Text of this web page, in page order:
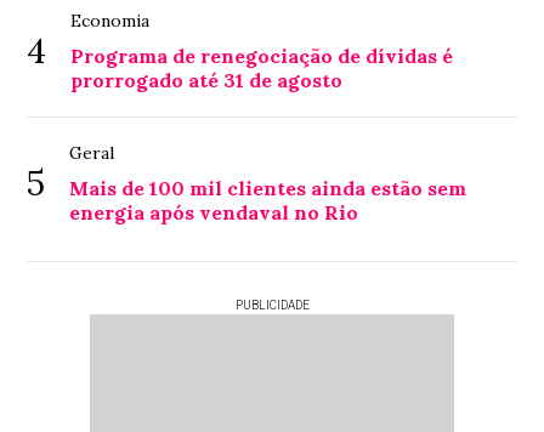
4
Economia
Programa de renegociação de dívidas é
prorrogado até 31 de agosto
5
Geral
Mais de 100 mil clientes ainda estão sem
energia após vendaval no Rio
PUBLICIDADE